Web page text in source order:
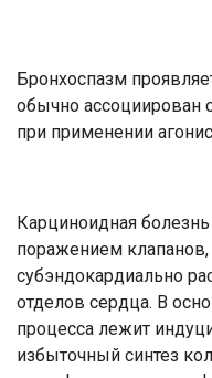
Бронхоспазм
обычно ассоциирован
при применении
Карциноидная болезнь
поражением
субэндокардиально
отделов сердца. В
процесса лежит
избыточный синтез